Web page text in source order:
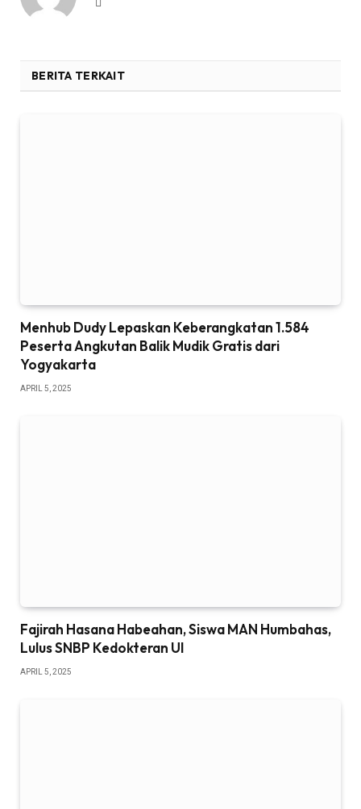
BERITA TERKAIT
Menhub Dudy Lepaskan Keberangkatan 1.584
Peserta Angkutan Balik Mudik Gratis dari
Yogyakarta
APRIL 5, 2025
Fajirah Hasana Habeahan, Siswa MAN Humbahas,
Lulus SNBP Kedokteran UI
APRIL 5, 2025